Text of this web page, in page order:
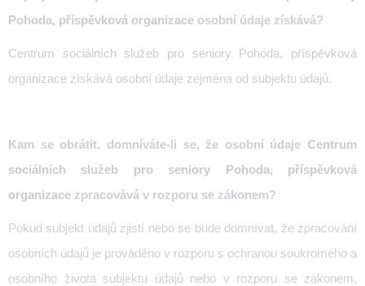
Pohoda, příspěvková organizace osobní údaje získává?
Centrum sociálních služeb pro seniory Pohoda, příspěvková
organizace získává osobní údaje zejména od subjektu údajů.
Kam se obrátit, domníváte-li se, že osobní údaje Centrum
sociálních služeb pro seniory Pohoda, příspěvková
organizace zpracovává v rozporu se zákonem?
Pokud subjekt údajů zjistí nebo se bude domnívat, že zpracování
osobních údajů je prováděno v rozporu s ochranou soukromého a
osobního života subjektu údajů nebo v rozporu se zákonem,